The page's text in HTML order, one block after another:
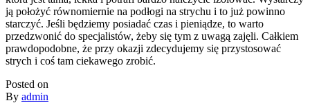
ją położyć równomiernie na podłogi na strychu i to już powinno
starczyć. Jeśli będziemy posiadać czas i pieniądze, to warto
przedzwonić do specjalistów, żeby się tym z uwagą zajęli. Całkiem
prawdopodobne, że przy okazji zdecydujemy się przystosować
strych i coś tam ciekawego zrobić.
Posted on
By admin